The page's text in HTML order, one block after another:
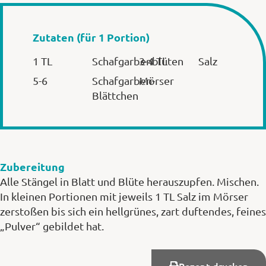
Zutaten (für 1 Portion)
1 TL
Schafgarbenblüten
5-6
Schafgarben-
Blättchen
3-4 TL
Salz
Mörser
Zubereitung
Alle Stängel in Blatt und Blüte herauszupfen. Mischen.
In kleinen Portionen mit jeweils 1 TL Salz im Mörser
zerstoßen bis sich ein hellgrünes, zart duftendes, feines
„Pulver“ gebildet hat.